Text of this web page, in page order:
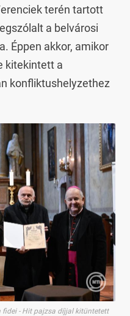
terén tartott
a belvárosi
Éppen akkor, amikor
kitekintett a
konfliktushelyzethez
fidei - Hit pajzsa díjjal kitüntetett